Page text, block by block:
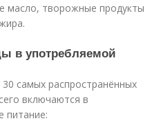
масло, творожные продукты
в употребляемой
самых распространённых
включаются в
питание: